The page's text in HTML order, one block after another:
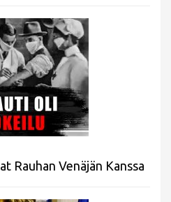
Rauhan Venäjän Kanssa